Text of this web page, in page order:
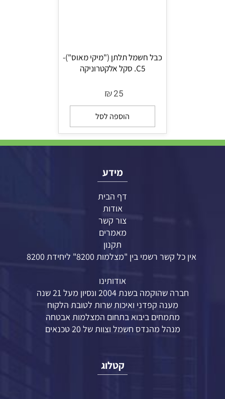
כבל חשמל תלתן ("מיקי מאוס")-
C5. סקל אלקטרוניקה
₪25
הוספה לסל
מידע
דף הבית
אודות
צור קשר
מאמרים
תקנון
אין כל קשר רשמי בין "מצלמות 8200" ליחידת 8200
אודותינו
חברה שהוקמה בשנת 2004 ונסיון מעל 21 שנה
מענה קפדני ואיכות שרות לטובת הלקוח
מתמחים ביבוא בתחום המצלמות אבטחה
מנהל מהנדס חשמל וצוות של 20 טכנאים
קטלוג